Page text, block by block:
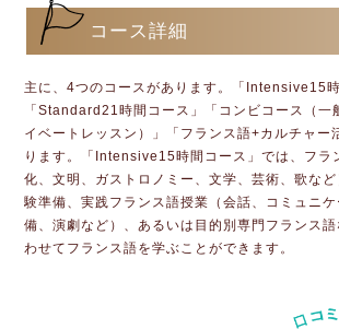
コース詳細
主に、4つのコースがあります。「Intensive15時
「Standard21時間コース」「コンビコース（一
イベートレッスン）」「フランス語+カルチャー
ります。「Intensive15時間コース」では、フラ
化、文明、ガストロノミー、文学、芸術、歌な
験準備、実践フランス語授業（会話、コミュニ
備、演劇など）、あるいは目的別専門フランス
わせてフランス語を学ぶことができます。